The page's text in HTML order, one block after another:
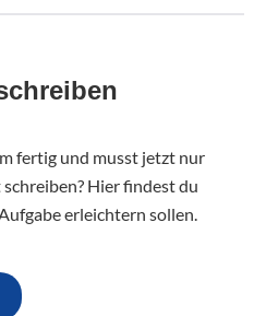
fertig und musst jetzt nur
Hier findest du
erleichtern sollen.